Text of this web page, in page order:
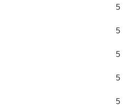
5
5
5
5
5